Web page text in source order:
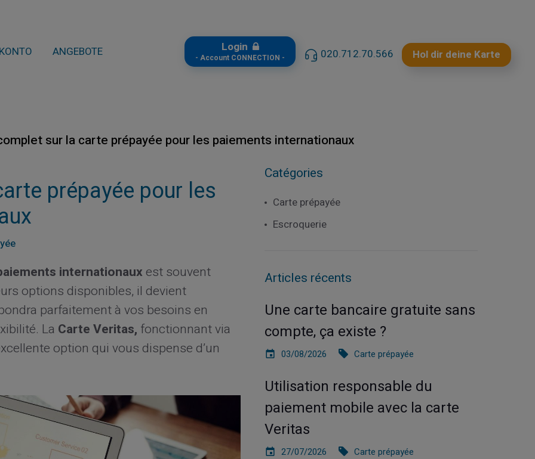
KONTO ANGEBOTE Login
- Account CONNECTION - 020.712.70.566 Hol dir deine Karte
sur la carte prépayée pour les paiements internationaux
prépayée pour les
internationauxest souvent
options disponibles, il devient
parfaitement à vos besoins en
La Carte Veritas, fonctionnant via
option qui vous dispense d’un
Catégories
Carte prépayée
Escroquerie
Articles récents
Une carte bancaire gratuite sans
compte, ça existe ?
03/08/2026 Carte prépayée
Utilisation responsable du
paiement mobile avec la carte
Veritas
27/07/2026 Carte prépayée